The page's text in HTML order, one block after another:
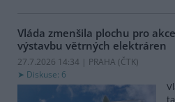
Vláda zmenšila plochu pro
výstavbu větrných elektráren
27.7.2026 14:34 | PRAHA (ČTK)
Diskuse: 6